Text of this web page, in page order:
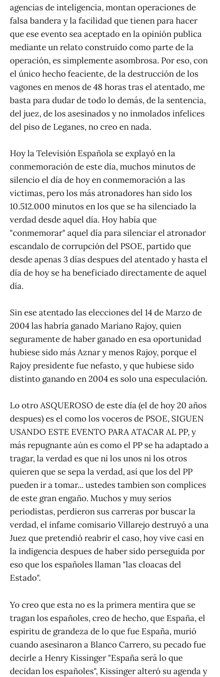
agencias de inteligencia, montan operaciones de
falsa bandera y la facilidad que tienen para hacer
que ese evento sea aceptado en la opinión publica
mediante un relato construido como parte de la
operación, es simplemente asombrosa. Por eso, con
el único hecho feaciente, de la destrucción de los
vagones en menos de 48 horas tras el atentado, me
basta para dudar de todo lo demás, de la sentencia,
del juez, de los asesinados y no inmolados infelices
del piso de Leganes, no creo en nada.
Hoy la Televisión Española se explayó en la
conmemoración de este día, muchos minutos de
silencio el día de hoy en conmemoración a las
victimas, pero los más atronadores han sido los
10.512.000 minutos en los que se ha silenciado la
verdad desde aquel día. Hoy había que
"conmemorar" aquel día para silenciar el atronador
escandalo de corrupción del PSOE, partido que
desde apenas 3 días despues del atentado y hasta el
día de hoy se ha beneficiado directamente de aquel
día.
Sin ese atentado las elecciones del 14 de Marzo de
2004 las habría ganado Mariano Rajoy, quien
seguramente de haber ganado en esa oportunidad
hubiese sido más Aznar y menos Rajoy, porque el
Rajoy presidente fue nefasto, y que hubiese sido
distinto ganando en 2004 es solo una especulación.
Lo otro ASQUEROSO de este día (el de hoy 20 años
despues) es el como los voceros de PSOE, SIGUEN
USANDO ESTE EVENTO PARA ATACAR AL PP, y
más repugnante aún es como el PP se ha adaptado a
tragar, la verdad es que ni los unos ni los otros
quieren que se sepa la verdad, así que los del PP
pueden ir a tomar... ustedes tambien son complices
de este gran engaño. Muchos y muy serios
periodistas, perdieron sus carreras por buscar la
verdad, el infame comisario Villarejo destruyó a una
Juez que pretendió reabrir el caso, hoy vive casí en
la indigencia despues de haber sido perseguida por
eso que los españoles llaman "las cloacas del
Estado".
Yo creo que esta no es la primera mentira que se
tragan los españoles, creo de hecho, que España, el
espiritu de grandeza de lo que fue España, murió
cuando asesinaron a Blanco Carrero, su pecado fue
decirle a Henry Kissinger "España será lo que
decidan los españoles", Kissinger alteró su agenda y